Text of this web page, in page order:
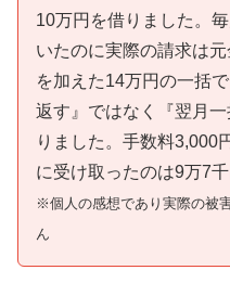
10万円を借りました。
いたのに実際の請求は
を加えた14万円の一括
返す』ではなく『翌月
りました。手数料3,000
に受け取ったのは9万7千
※個人の感想であり実際の被
ん